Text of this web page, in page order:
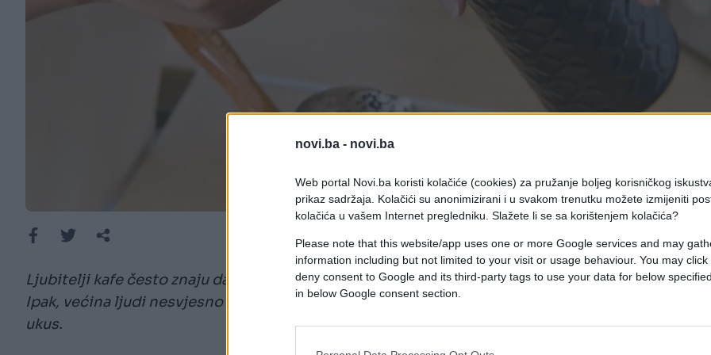
novi.ba - novi.ba
Web portal Novi.ba koristi kolačiće (cookies) za pružanje boljeg korisničkog
prikaz sadržaja. Kolačići su anonimizirani i u svakom trenutku možete izmijeniti
kolačića u vašem Internet pregledniku. Slažete li se sa korištenjem kolačića?
Please note that this website/app uses one or more Google services and may
information including but not limited to your visit or usage behaviour. You may
deny consent to Google and its third-party tags to use your data for below
in below Google consent section.
Ljubitelji kafe često znaju da prepoznaju razliku između savršeno skuvane i slabe, „vodene“ kafe.
Ipak, većina ljudi nesvjesno pravi iste greške zbog kojih turska kafa gubi svoju punu aromu i
ukus.